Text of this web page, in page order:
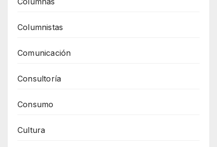
Columnistas
Comunicación
Consultoría
Consumo
Cultura